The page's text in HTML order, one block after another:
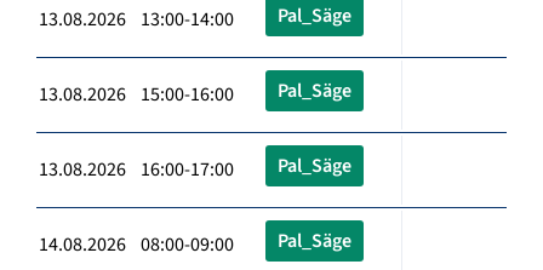
13.08.2026 13:00-14:00 Pal_Säge
13.08.2026 15:00-16:00 Pal_Säge
13.08.2026 16:00-17:00 Pal_Säge
14.08.2026 08:00-09:00 Pal_Säge